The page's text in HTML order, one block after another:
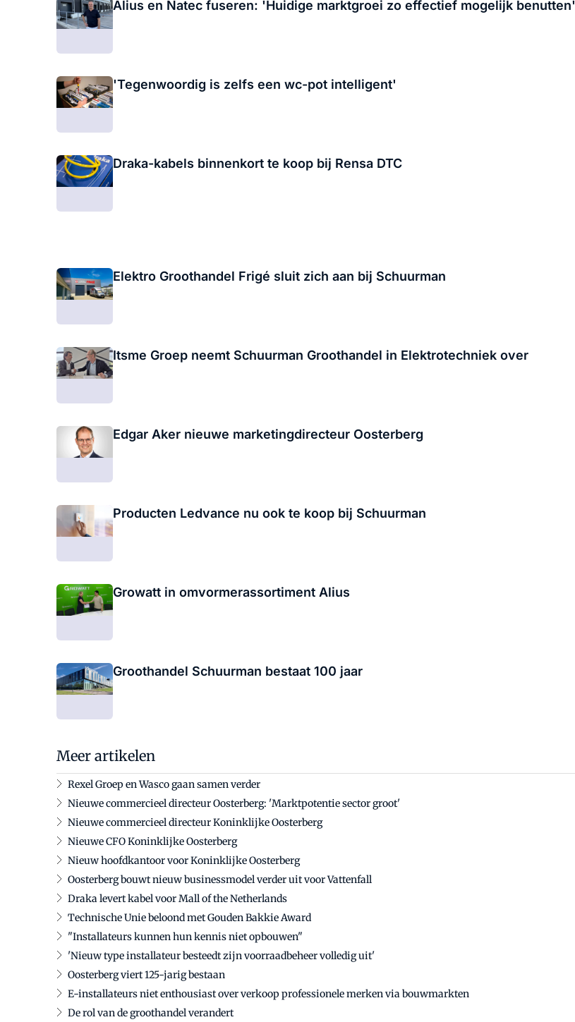
Alius en Natec fuseren: 'Huidige marktgroei zo effectief mogelijk benutten'
'Tegenwoordig is zelfs een wc-pot intelligent'
Draka-kabels binnenkort te koop bij Rensa DTC
Elektro Groothandel Frigé sluit zich aan bij Schuurman
Itsme Groep neemt Schuurman Groothandel in Elektrotechniek over
Edgar Aker nieuwe marketingdirecteur Oosterberg
Producten Ledvance nu ook te koop bij Schuurman
Growatt in omvormerassortiment Alius
Groothandel Schuurman bestaat 100 jaar
Meer artikelen
Rexel Groep en Wasco gaan samen verder
Nieuwe commercieel directeur Oosterberg: 'Marktpotentie sector groot'
Nieuwe commercieel directeur Koninklijke Oosterberg
Nieuwe CFO Koninklijke Oosterberg
Nieuw hoofdkantoor voor Koninklijke Oosterberg
Oosterberg bouwt nieuw businessmodel verder uit voor Vattenfall
Draka levert kabel voor Mall of the Netherlands
Technische Unie beloond met Gouden Bakkie Award
"Installateurs kunnen hun kennis niet opbouwen"
'Nieuw type installateur besteedt zijn voorraadbeheer volledig uit'
Oosterberg viert 125-jarig bestaan
E-installateurs niet enthousiast over verkoop professionele merken via bouwmarkten
De rol van de groothandel verandert